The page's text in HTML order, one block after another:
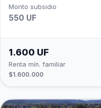
Monto subsidio
550 UF
1.600 UF
Renta mín. familiar
$1.600.000